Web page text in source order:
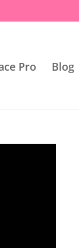
Pro Blog